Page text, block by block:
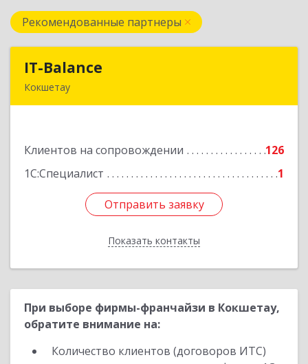
Рекомендованные партнеры
IT-Balance
Кокшетау
Клиентов на сопровождении
126
1С:Специалист
1
Отправить заявку
Показать контакты
Отправить заявку
Назад
При выборе фирмы-франчайзи в Кокшетау,
обратите внимание на:
Количество клиентов (договоров ИТС)